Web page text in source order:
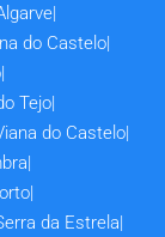
do Castelo|
Tejo|
do Castelo|
da Estrela|